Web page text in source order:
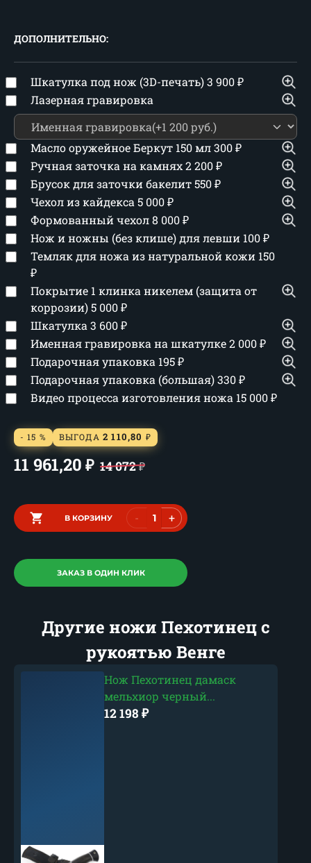
ДОПОЛНИТЕЛЬНО:
Шкатулка под нож (3D-печать)3 900₽
Лазерная гравировка
Масло оружейное Беркут 150 мл300₽
Ручная заточка на камнях2 200₽
Брусок для заточки бакелит550₽
Чехол из кайдекса 5 000₽
Формованный чехол8 000₽
Нож и ножны (без клише) для левши 100₽
Темляк для ножа из натуральной кожи 150
₽
Покрытие 1 клинка никелем (защита от
коррозии)5 000₽
Шкатулка 3 600₽
Именная гравировка на шкатулке2 000₽
Подарочная упаковка 195₽
Подарочная упаковка (большая)330₽
Видео процесса изготовления ножа 15 000₽
- 15 % ВЫГОДА 2 110,80 ₽
11 961,20 ₽ 14 072₽
В КОРЗИНУ - +
ЗАКАЗ В ОДИН КЛИК
Другие ножи Пехотинец с
рукоятью Венге
Нож Пехотинец дамаск
мельхиор черный...
12 198 ₽